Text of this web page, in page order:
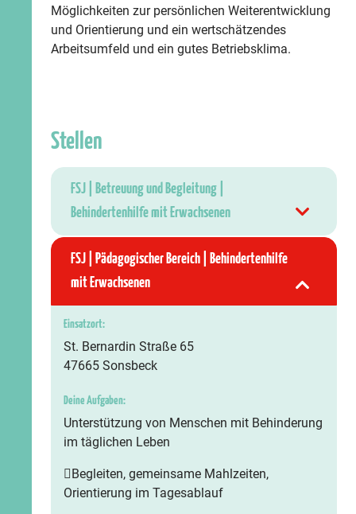
Möglichkeiten zur persönlichen Weiterentwicklung
und Orientierung und ein wertschätzendes
Arbeitsumfeld und ein gutes Betriebsklima.
Stellen
FSJ | Betreuung und Begleitung |
Behindertenhilfe mit Erwachsenen
FSJ | Pädagogischer Bereich | Behindertenhilfe
mit Erwachsenen
Einsatzort:
St. Bernardin Straße 65
47665 Sonsbeck
Deine Aufgaben:
Unterstützung von Menschen mit Behinderung
im täglichen Leben
Begleiten, gemeinsame Mahlzeiten,
Orientierung im Tagesablauf